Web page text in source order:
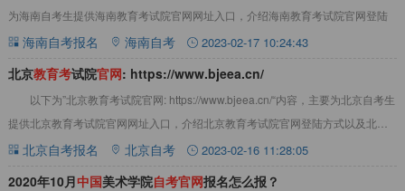
为海南自考生提供海南教育考试院官网网址入口，介绍海南教育考试院官网登陆
海南自考报名 海南自考 2023-02-17 10:24:43
北京教育考试院官网: https://www.bjeea.cn/
以下为”北京教育考试院官网: https://www.bjeea.cn/“内容，主要为北京自考生
提供北京教育考试院官网网址入口，介绍北京教育考试院官网登陆方式以及北京
教育考试院简介
北京自考报名 北京自考 2023-02-16 11:28:05
2020年10月中国美术学院自考官网报名怎么报？